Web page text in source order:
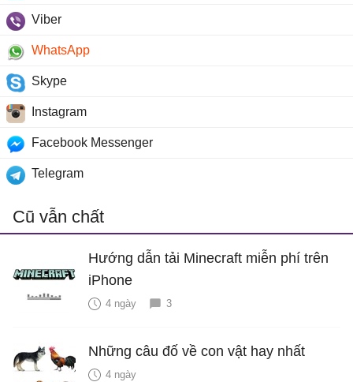
Viber
WhatsApp
Skype
Instagram
Facebook Messenger
Telegram
Cũ vẫn chất
Hướng dẫn tải Minecraft miễn phí trên
iPhone
4 ngày 3
Những câu đố về con vật hay nhất
4 ngày